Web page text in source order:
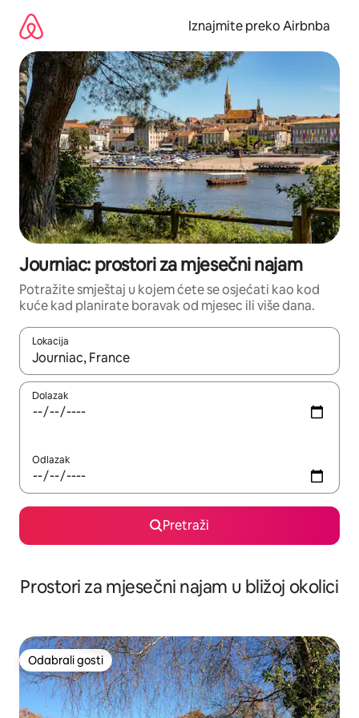
sadržaj
Iznajmite preko Airbnba
Journiac: prostori za mjesečni najam
Potražite smještaj u kojem ćete se osjećati kao kod
kuće kad planirate boravak od mjesec ili više dana.
Lokacija
Kada budu dostupni rezultati, moći ćete ih pregledati
Dolazak
Odlazak
Pretraži
Prostori za mjesečni najam u bližoj okolici
Odabrali gosti
Odabrali gosti